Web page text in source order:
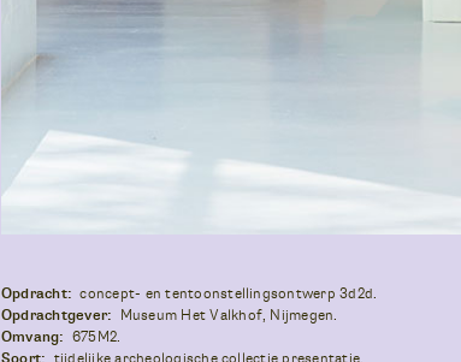
Opdracht: concept- en tentoonstellingsontwerp 3d2d.
Opdrachtgever:
Museum Het Valkhof, Nijmegen.
Omvang: 675M2.